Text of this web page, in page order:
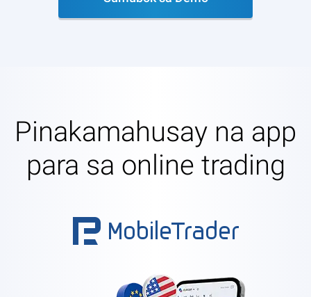
Pinakamahusay na app
para sa online trading